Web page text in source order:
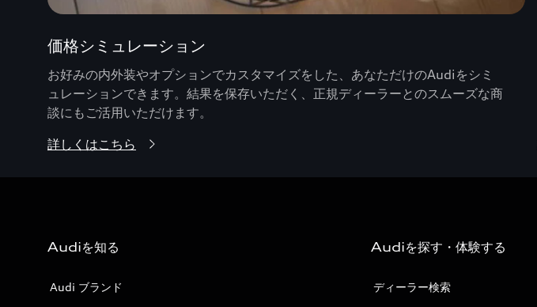
価格シミュレーション
お好みの内外装やオプションでカスタマイズをした、あなただけのAudiをシミ
ュレーションできます。結果を保存いただく、正規ディーラーとのスムーズな商
談にもご活用いただけます。
詳しくはこちら
Audiを知る
Audi ブランド
Audiを探す・体験する
ディーラー検索